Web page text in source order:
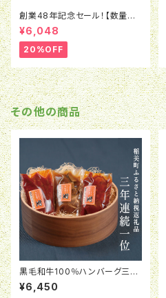
創業48年記念セール！【数量限
定】 黒毛和牛ローストビーフ(3
60ｇ) 3本セット(冷凍)
¥6,048
20%OFF
その他の商品
黒毛和牛100％ハンバーグ三種
類のソースが入った10個セット
（冷凍）
¥6,450